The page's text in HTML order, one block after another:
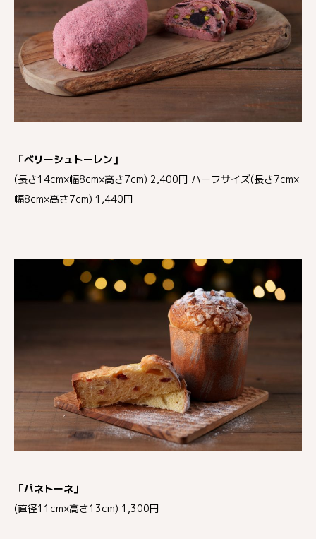
「ベリーシュトーレン」
(長さ14cm×幅8cm×高さ7cm) 2,400円 ハーフサイズ(長さ7cm×
幅8cm×高さ7cm) 1,440円
「パネトーネ」
(直径11cm×高さ13cm) 1,300円